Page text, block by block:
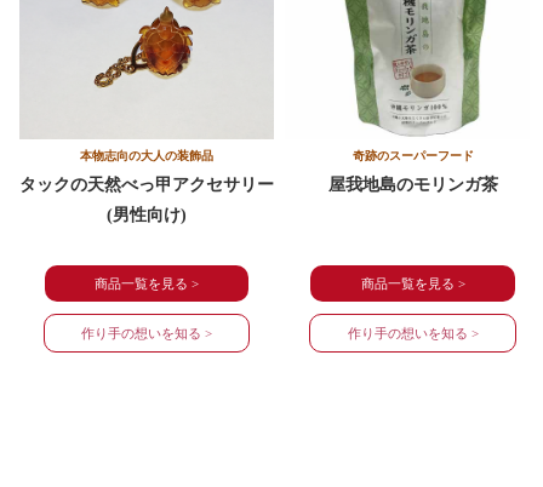
本物志向の大人の装飾品
タックの天然べっ甲アクセサリー
(男性向け)
商品一覧を見る >
作り手の想いを知る >
奇跡のスーパーフード
屋我地島のモリンガ茶
商品一覧を見る >
作り手の想いを知る >